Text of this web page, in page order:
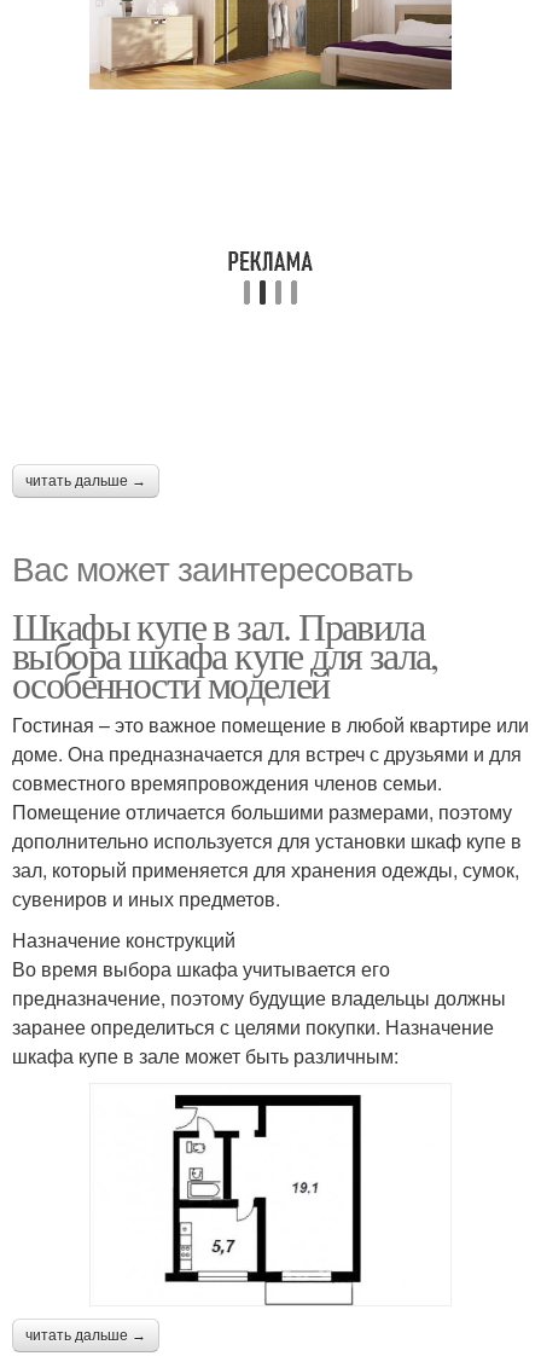
читать дальше →
Вас может заинтересовать
Шкафы купе в зал. Правила
выбора шкафа купе для зала,
особенности моделей
Гостиная – это важное помещение в любой квартире или
доме. Она предназначается для встреч с друзьями и для
совместного времяпровождения членов семьи.
Помещение отличается большими размерами, поэтому
дополнительно используется для установки шкаф купе в
зал, который применяется для хранения одежды, сумок,
сувениров и иных предметов.
Назначение конструкций
Во время выбора шкафа учитывается его
предназначение, поэтому будущие владельцы должны
заранее определиться с целями покупки. Назначение
шкафа купе в зале может быть различным:
читать дальше →